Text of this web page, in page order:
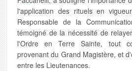
l'application des rituels en
Responsable de la
témoigné de la nécessité de
l'Ordre en Terre Sainte, tout
provenant du Grand Magistère, et
entre les Lieutenances.